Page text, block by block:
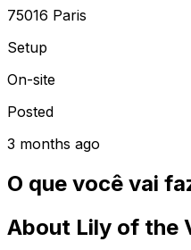
75016 Paris
Setup
On-site
Posted
3 months ago
O que você vai
About Lily of the